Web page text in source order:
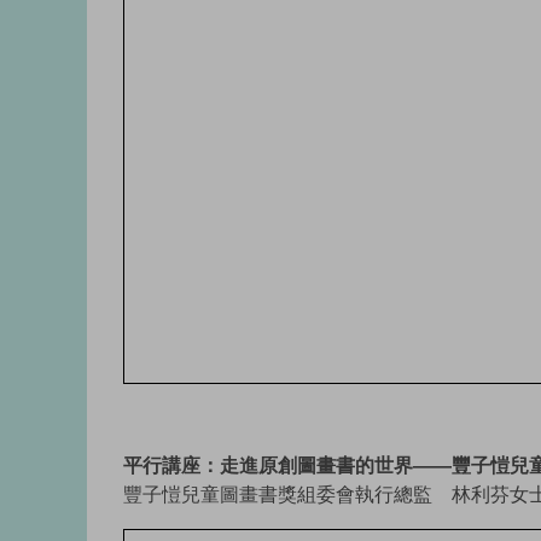
平行講座：走進原創圖畫書的世界——豐子愷兒
豐子愷兒童圖畫書獎組委會執行總監 林利芬女